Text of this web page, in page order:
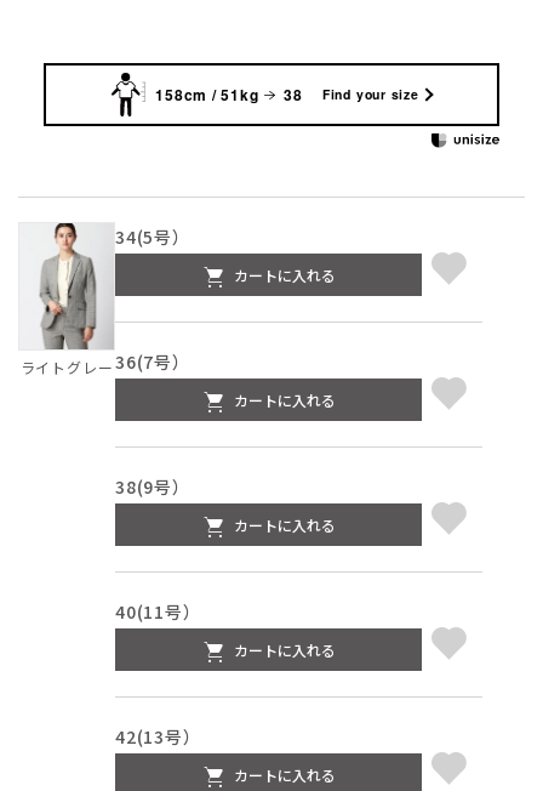
158cm / 51kg 38 Find your size
ライトグレー
34(5号）
カートに入れる
36(7号）
カートに入れる
38(9号）
カートに入れる
40(11号）
カートに入れる
42(13号）
カートに入れる